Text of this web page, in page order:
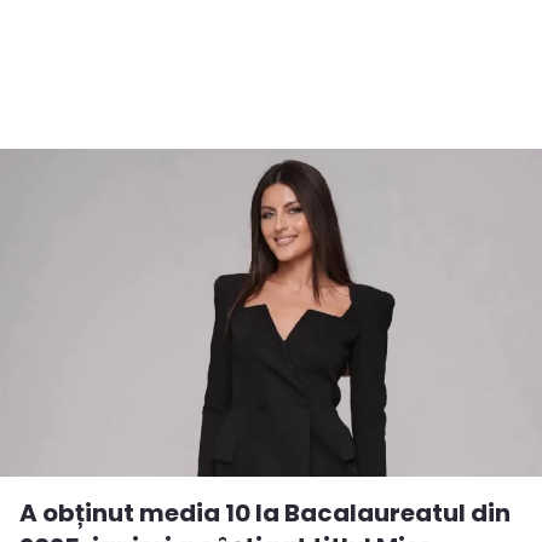
A obținut media 10 la Bacalaureatul din